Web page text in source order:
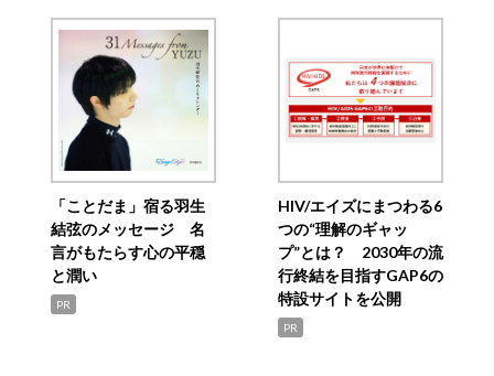
「ことだま」宿る羽生
結弦のメッセージ 名
言がもたらす心の平穏
と潤い
PR
HIV/エイズにまつわる6
つの“理解のギャッ
プ”とは？ 2030年の流
行終結を目指すGAP6の
特設サイトを公開
PR